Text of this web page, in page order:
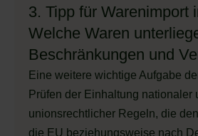
3. Tipp für Warenimport
Welche Waren
Beschränkungen und
Eine weitere wichtige Aufgabe
Prüfen der Einhaltung nationaler
unionsrechtlicher Regeln, die
die EU beziehungsweise nach